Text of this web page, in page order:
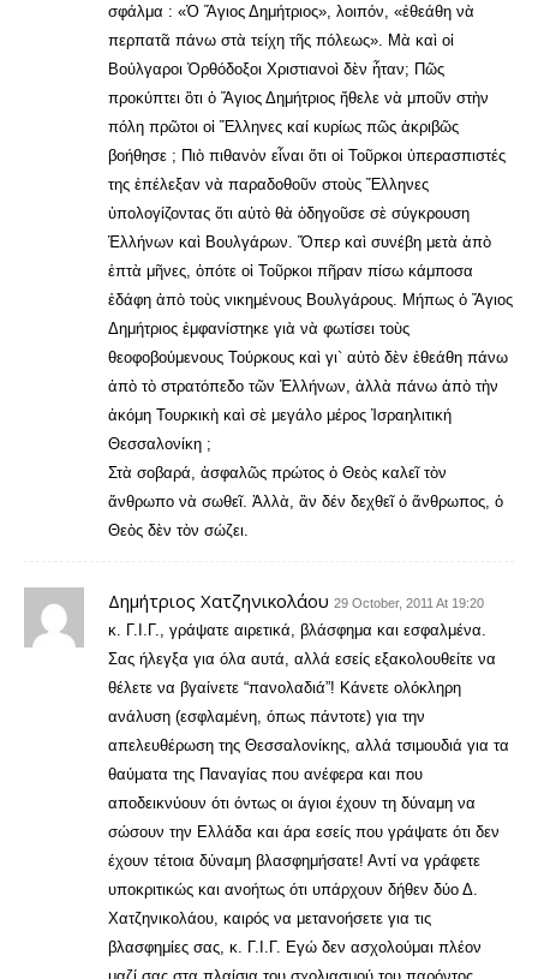
σφάλμα : «Ὁ Ἅγιος Δημήτριος», λοιπόν, «ἐθεάθη νὰ
περπατᾶ πάνω στὰ τείχη τῆς πόλεως». Μὰ καὶ οἱ
Βούλγαροι Ὀρθόδοξοι Χριστιανοὶ δὲν ἦταν; Πῶς
προκύπτει ὂτι ὁ Ἅγιος Δημήτριος ἤθελε νὰ μποῦν στὴν
πόλη πρῶτοι οἱ Ἕλληνες καί κυρίως πῶς ἀκριβῶς
βοήθησε ; Πιὸ πιθανὸν εἶναι ὅτι οἱ Τοῦρκοι ὐπερασπιστές
της ἐπέλεξαν νὰ παραδοθοῦν στοὺς Ἕλληνες
ὑπολογίζοντας ὅτι αὐτὸ θὰ ὁδηγοῦσε σὲ σύγκρουση
Ἑλλήνων καὶ Βουλγάρων. Ὅπερ καὶ συνέβη μετὰ ἀπὸ
ἑπτὰ μῆνες, ὀπότε οἱ Τοῦρκοι πῆραν πίσω κάμποσα
ἐδάφη ἀπὸ τοὺς νικημένους Βουλγάρους. Μήπως ὁ Ἅγιος
Δημήτριος ἐμφανίστηκε γιὰ νὰ φωτίσει τοὺς
θεοφοβούμενους Τούρκους καὶ γι` αὐτὸ δὲν ἐθεάθη πάνω
ἀπὸ τὸ στρατόπεδο τῶν Ἑλλήνων, ἀλλὰ πάνω ἀπὸ τὴν
ἀκόμη Τουρκικὴ καὶ σὲ μεγάλο μέρος Ἰσραηλιτική
Θεσσαλονίκη ;
Στὰ σοβαρά, ἀσφαλῶς πρώτος ὁ Θεὸς καλεῖ τὸν
ἄνθρωπο νὰ σωθεῖ. Ἀλλὰ, ἂν δέν δεχθεῖ ὁ ἄνθρωπος, ὁ
Θεὸς δὲν τὸν σώζει.
Δημήτριος Χατζηνικολάου 29 October, 2011 At 19:20
κ. Γ.Ι.Γ., γράψατε αιρετικά, βλάσφημα και εσφαλμένα.
Σας ήλεγξα για όλα αυτά, αλλά εσείς εξακολουθείτε να
θέλετε να βγαίνετε “πανολαδιά”! Κάνετε ολόκληρη
ανάλυση (εσφλαμένη, όπως πάντοτε) για την
απελευθέρωση της Θεσσαλονίκης, αλλά τσιμουδιά για τα
θαύματα της Παναγίας που ανέφερα και που
αποδεικνύουν ότι όντως οι άγιοι έχουν τη δύναμη να
σώσουν την Ελλάδα και άρα εσείς που γράψατε ότι δεν
έχουν τέτοια δύναμη βλασφημήσατε! Αντί να γράφετε
υποκριτικώς και ανοήτως ότι υπάρχουν δήθεν δύο Δ.
Χατζηνικολάου, καιρός να μετανοήσετε για τις
βλασφημίες σας, κ. Γ.Ι.Γ. Εγώ δεν ασχολούμαι πλέον